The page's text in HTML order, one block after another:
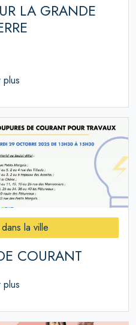
LA GRANDE
plus
la ville
COURANT
plus